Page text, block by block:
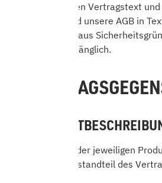
Wir speichern den Vertragstext
Bestelldaten und unsere AGB in
Vertragstext ist aus
das Internet zugänglich.
4.
4.1
Auf die Geltung der jeweiligen
wesentlicher Bestandteil des